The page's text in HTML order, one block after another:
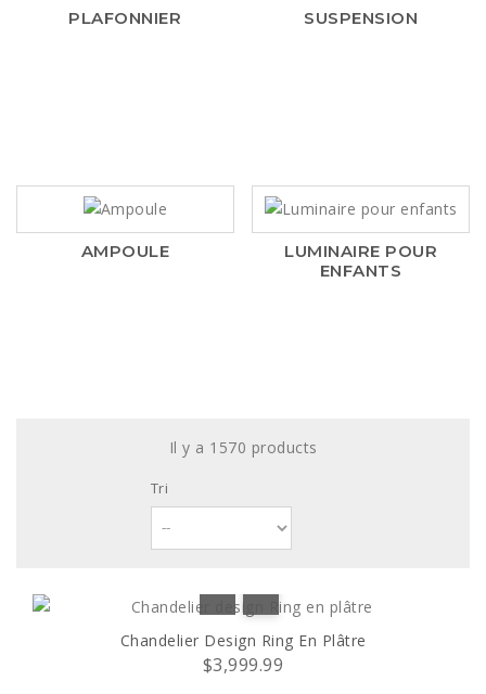
PLAFONNIER SUSPENSION
AMPOULE
LUMINAIRE POUR
ENFANTS
Il y a 1570 products
Tri
Chandelier Design Ring En Plâtre
$3,999.99